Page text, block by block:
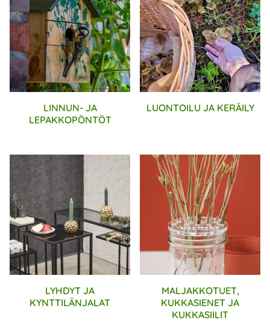
LINNUN- JA
LEPAKKOPÖNTÖT
LUONTOILU JA KERÄILY
LYHDYT JA
KYNTTILÄNJALAT
MALJAKKOTUET,
KUKKASIENET JA
KUKKASIILIT